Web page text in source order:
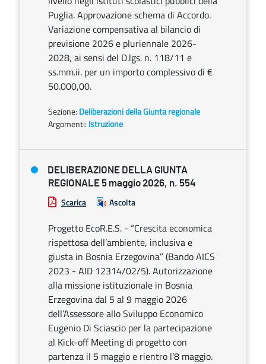
Puglia. Approvazione schema di Accordo.
Variazione compensativa al bilancio di
previsione 2026 e pluriennale 2026-
2028, ai sensi del D.lgs. n. 118/11 e
ss.mm.ii. per un importo complessivo di €
50.000,00.
Sezione: Deliberazioni della Giunta regionale
Argomenti: Istruzione
DELIBERAZIONE DELLA GIUNTA
REGIONALE 5 maggio 2026, n. 554
Scarica Ascolta
Progetto EcoR.E.S. - “Crescita economica
rispettosa dell’ambiente, inclusiva e
giusta in Bosnia Erzegovina” (Bando AICS
2023 - AID 12314/02/5). Autorizzazione
alla missione istituzionale in Bosnia
Erzegovina dal 5 al 9 maggio 2026
dell’Assessore allo Sviluppo Economico
Eugenio Di Sciascio per la partecipazione
al Kick-off Meeting di progetto con
partenza il 5 maggio e rientro l’8 maggio.